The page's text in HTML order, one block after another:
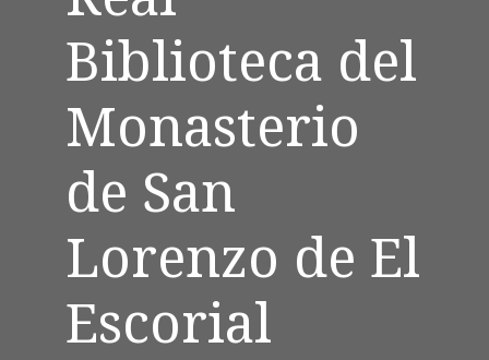
Biblioteca del
Monasterio
de San
Lorenzo de El
Escorial